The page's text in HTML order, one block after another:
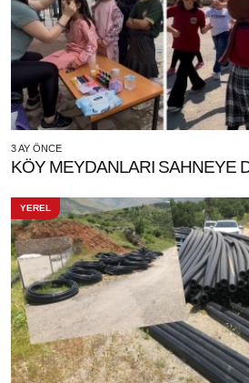
3 AY ÖNCE
KÖY MEYDANLARI SAHNEYE
YEREL